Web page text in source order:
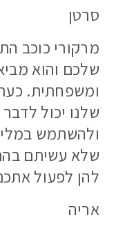
סרטן
מרקורי כוכב
שלכם והוא
ומשפחתית.
שלנו יכול
ולהשתמש
שלא עשיתם
להן לפעול
אריה